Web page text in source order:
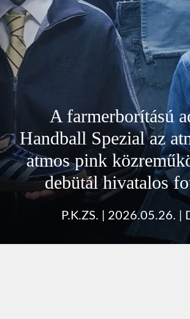
A farmerborítású
Handball Spezial az
atmos pink
debütál hivatalos
P.K.ZS. 2026.05.26.